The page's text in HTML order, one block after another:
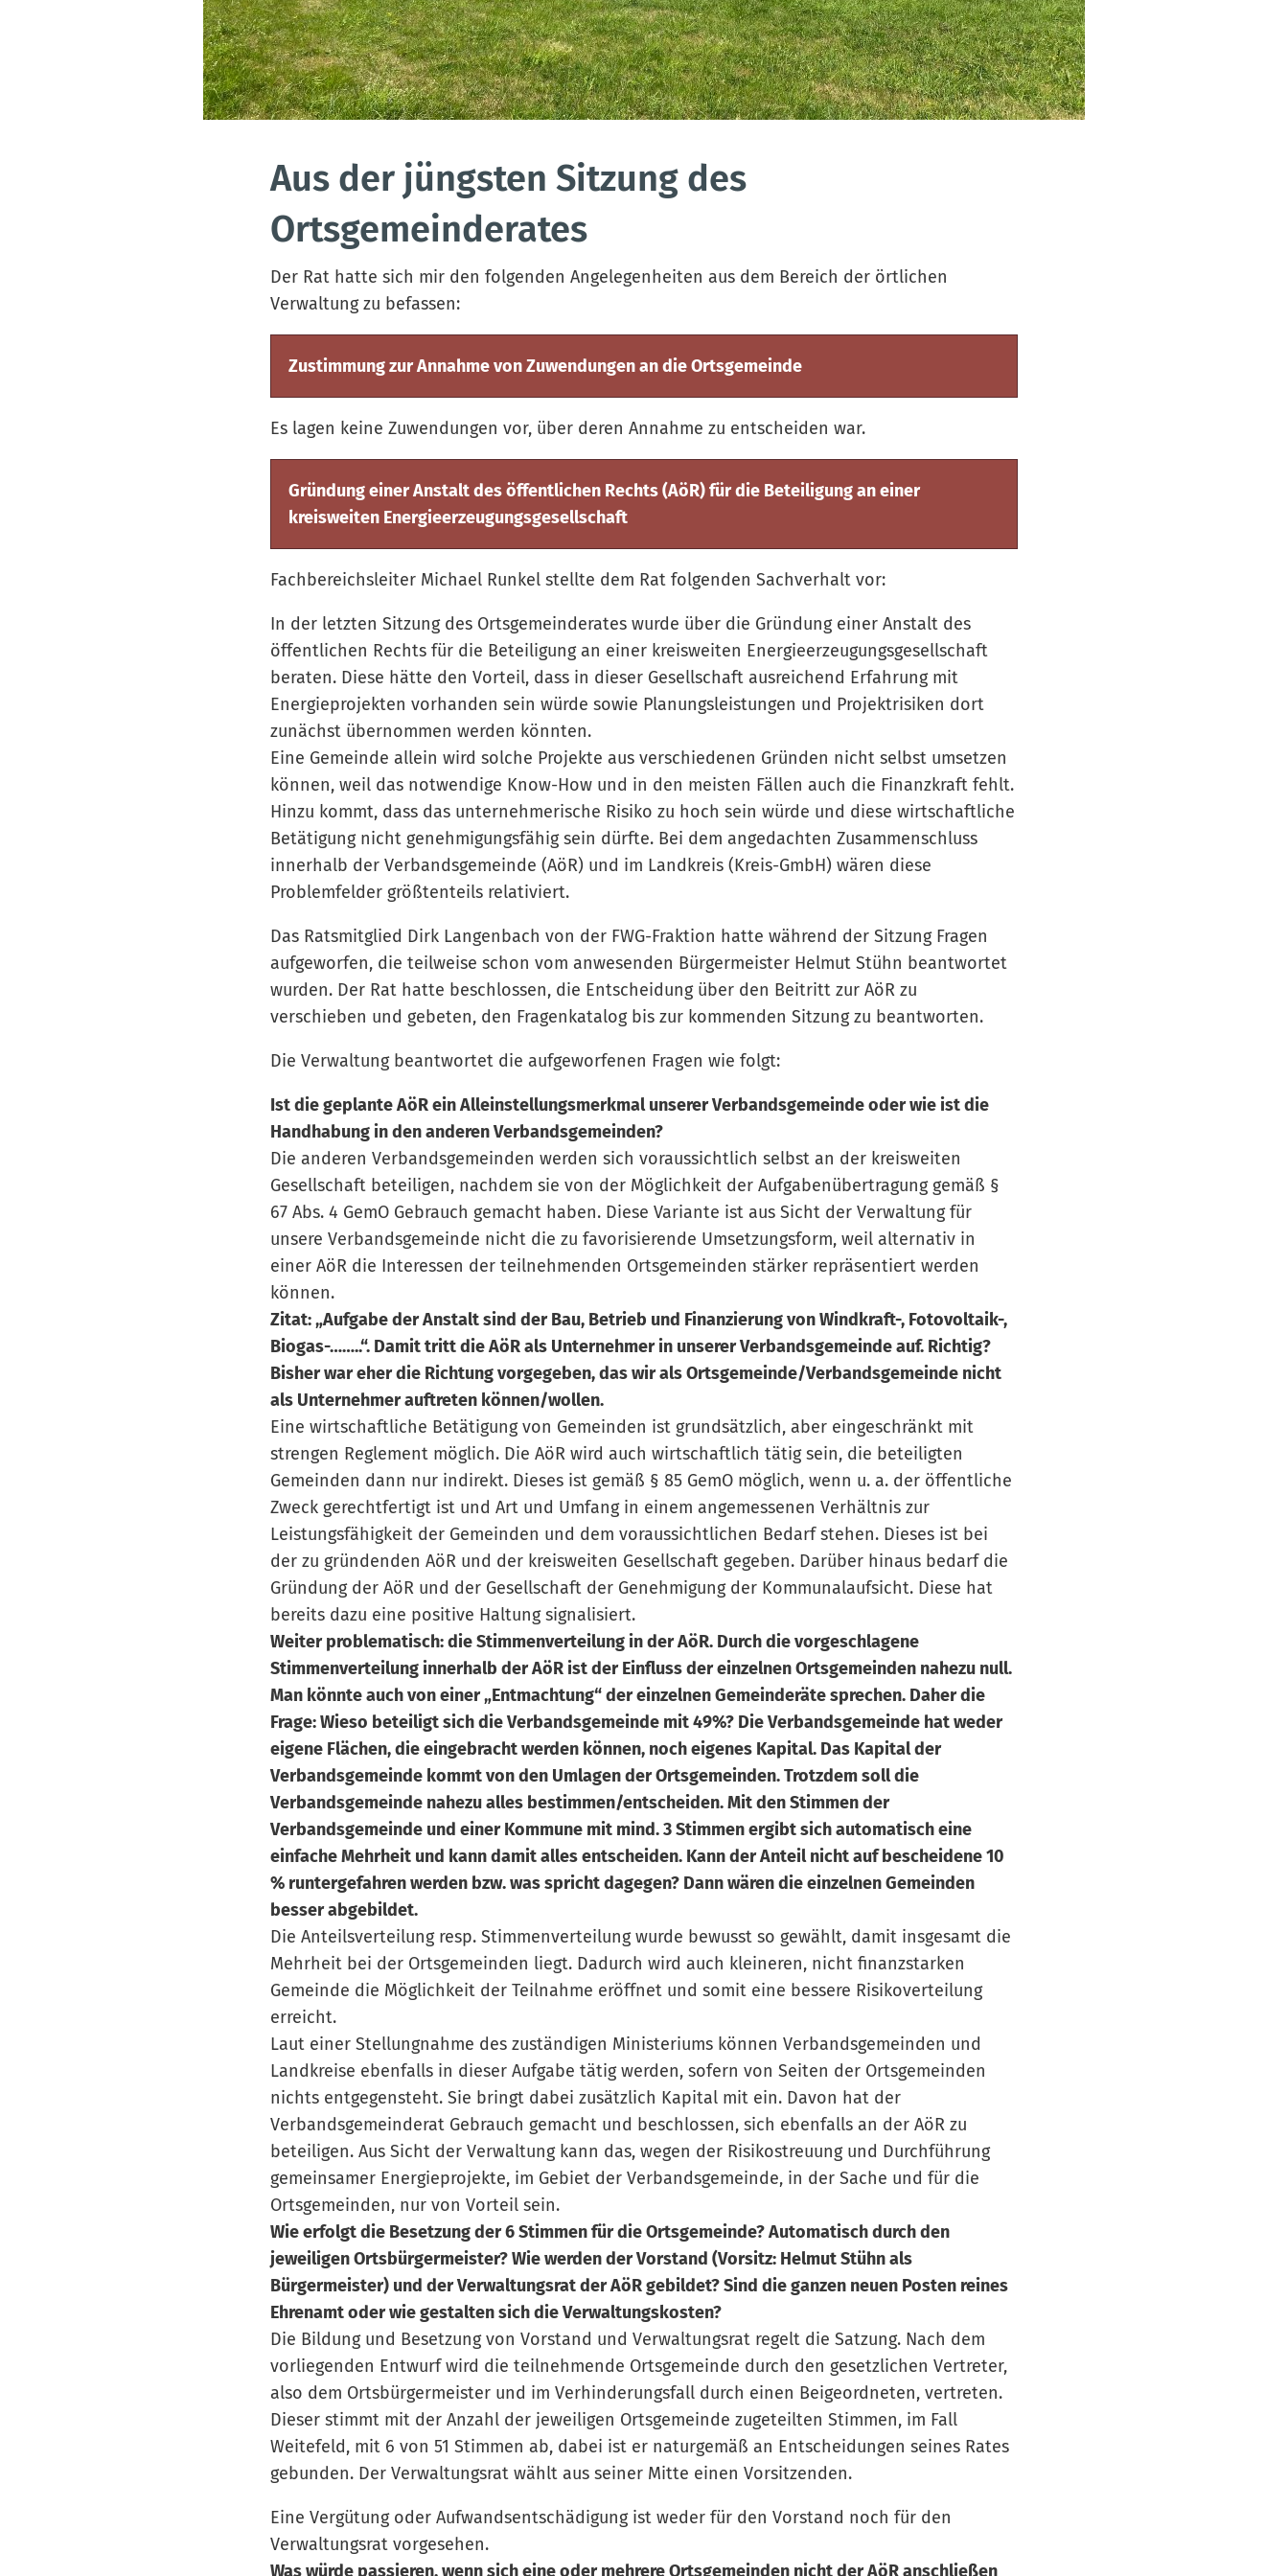
Aus der jüngsten Sitzung des
Ortsgemeinderates
Der Rat hatte sich mir den folgenden Angelegenheiten aus dem Bereich der örtlichen
Verwaltung zu befassen:
Zustimmung zur Annahme von Zuwendungen an die Ortsgemeinde
Es lagen keine Zuwendungen vor, über deren Annahme zu entscheiden war.
Gründung einer Anstalt des öffentlichen Rechts (AöR) für die Beteiligung an einer
kreisweiten Energieerzeugungsgesellschaft
Fachbereichsleiter Michael Runkel stellte dem Rat folgenden Sachverhalt vor:
In der letzten Sitzung des Ortsgemeinderates wurde über die Gründung einer Anstalt des
öffentlichen Rechts für die Beteiligung an einer kreisweiten Energieerzeugungsgesellschaft
beraten. Diese hätte den Vorteil, dass in dieser Gesellschaft ausreichend Erfahrung mit
Energieprojekten vorhanden sein würde sowie Planungsleistungen und Projektrisiken dort
zunächst übernommen werden könnten.
Eine Gemeinde allein wird solche Projekte aus verschiedenen Gründen nicht selbst umsetzen
können, weil das notwendige Know-How und in den meisten Fällen auch die Finanzkraft fehlt.
Hinzu kommt, dass das unternehmerische Risiko zu hoch sein würde und diese wirtschaftliche
Betätigung nicht genehmigungsfähig sein dürfte. Bei dem angedachten Zusammenschluss
innerhalb der Verbandsgemeinde (AöR) und im Landkreis (Kreis-GmbH) wären diese
Problemfelder größtenteils relativiert.
Das Ratsmitglied Dirk Langenbach von der FWG-Fraktion hatte während der Sitzung Fragen
aufgeworfen, die teilweise schon vom anwesenden Bürgermeister Helmut Stühn beantwortet
wurden. Der Rat hatte beschlossen, die Entscheidung über den Beitritt zur AöR zu
verschieben und gebeten, den Fragenkatalog bis zur kommenden Sitzung zu beantworten.
Die Verwaltung beantwortet die aufgeworfenen Fragen wie folgt:
Ist die geplante AöR ein Alleinstellungsmerkmal unserer Verbandsgemeinde oder wie ist die
Handhabung in den anderen Verbandsgemeinden?
Die anderen Verbandsgemeinden werden sich voraussichtlich selbst an der kreisweiten
Gesellschaft beteiligen, nachdem sie von der Möglichkeit der Aufgabenübertragung gemäß §
67 Abs. 4 GemO Gebrauch gemacht haben. Diese Variante ist aus Sicht der Verwaltung für
unsere Verbandsgemeinde nicht die zu favorisierende Umsetzungsform, weil alternativ in
einer AöR die Interessen der teilnehmenden Ortsgemeinden stärker repräsentiert werden
können.
Zitat: „Aufgabe der Anstalt sind der Bau, Betrieb und Finanzierung von Windkraft-, Fotovoltaik-,
Biogas-……..“. Damit tritt die AöR als Unternehmer in unserer Verbandsgemeinde auf. Richtig?
Bisher war eher die Richtung vorgegeben, das wir als Ortsgemeinde/Verbandsgemeinde nicht
als Unternehmer auftreten können/wollen.
Eine wirtschaftliche Betätigung von Gemeinden ist grundsätzlich, aber eingeschränkt mit
strengen Reglement möglich. Die AöR wird auch wirtschaftlich tätig sein, die beteiligten
Gemeinden dann nur indirekt. Dieses ist gemäß § 85 GemO möglich, wenn u. a. der öffentliche
Zweck gerechtfertigt ist und Art und Umfang in einem angemessenen Verhältnis zur
Leistungsfähigkeit der Gemeinden und dem voraussichtlichen Bedarf stehen. Dieses ist bei
der zu gründenden AöR und der kreisweiten Gesellschaft gegeben. Darüber hinaus bedarf die
Gründung der AöR und der Gesellschaft der Genehmigung der Kommunalaufsicht. Diese hat
bereits dazu eine positive Haltung signalisiert.
Weiter problematisch: die Stimmenverteilung in der AöR. Durch die vorgeschlagene
Stimmenverteilung innerhalb der AöR ist der Einfluss der einzelnen Ortsgemeinden nahezu null.
Man könnte auch von einer „Entmachtung“ der einzelnen Gemeinderäte sprechen. Daher die
Frage: Wieso beteiligt sich die Verbandsgemeinde mit 49%? Die Verbandsgemeinde hat weder
eigene Flächen, die eingebracht werden können, noch eigenes Kapital. Das Kapital der
Verbandsgemeinde kommt von den Umlagen der Ortsgemeinden. Trotzdem soll die
Verbandsgemeinde nahezu alles bestimmen/entscheiden. Mit den Stimmen der
Verbandsgemeinde und einer Kommune mit mind. 3 Stimmen ergibt sich automatisch eine
einfache Mehrheit und kann damit alles entscheiden. Kann der Anteil nicht auf bescheidene 10
% runtergefahren werden bzw. was spricht dagegen? Dann wären die einzelnen Gemeinden
besser abgebildet.
Die Anteilsverteilung resp. Stimmenverteilung wurde bewusst so gewählt, damit insgesamt die
Mehrheit bei der Ortsgemeinden liegt. Dadurch wird auch kleineren, nicht finanzstarken
Gemeinde die Möglichkeit der Teilnahme eröffnet und somit eine bessere Risikoverteilung
erreicht.
Laut einer Stellungnahme des zuständigen Ministeriums können Verbandsgemeinden und
Landkreise ebenfalls in dieser Aufgabe tätig werden, sofern von Seiten der Ortsgemeinden
nichts entgegensteht. Sie bringt dabei zusätzlich Kapital mit ein. Davon hat der
Verbandsgemeinderat Gebrauch gemacht und beschlossen, sich ebenfalls an der AöR zu
beteiligen. Aus Sicht der Verwaltung kann das, wegen der Risikostreuung und Durchführung
gemeinsamer Energieprojekte, im Gebiet der Verbandsgemeinde, in der Sache und für die
Ortsgemeinden, nur von Vorteil sein.
Wie erfolgt die Besetzung der 6 Stimmen für die Ortsgemeinde? Automatisch durch den
jeweiligen Ortsbürgermeister? Wie werden der Vorstand (Vorsitz: Helmut Stühn als
Bürgermeister) und der Verwaltungsrat der AöR gebildet? Sind die ganzen neuen Posten reines
Ehrenamt oder wie gestalten sich die Verwaltungskosten?
Die Bildung und Besetzung von Vorstand und Verwaltungsrat regelt die Satzung. Nach dem
vorliegenden Entwurf wird die teilnehmende Ortsgemeinde durch den gesetzlichen Vertreter,
also dem Ortsbürgermeister und im Verhinderungsfall durch einen Beigeordneten, vertreten.
Dieser stimmt mit der Anzahl der jeweiligen Ortsgemeinde zugeteilten Stimmen, im Fall
Weitefeld, mit 6 von 51 Stimmen ab, dabei ist er naturgemäß an Entscheidungen seines Rates
gebunden. Der Verwaltungsrat wählt aus seiner Mitte einen Vorsitzenden.
Eine Vergütung oder Aufwandsentschädigung ist weder für den Vorstand noch für den
Verwaltungsrat vorgesehen.
Was würde passieren, wenn sich eine oder mehrere Ortsgemeinden nicht der AöR anschließen